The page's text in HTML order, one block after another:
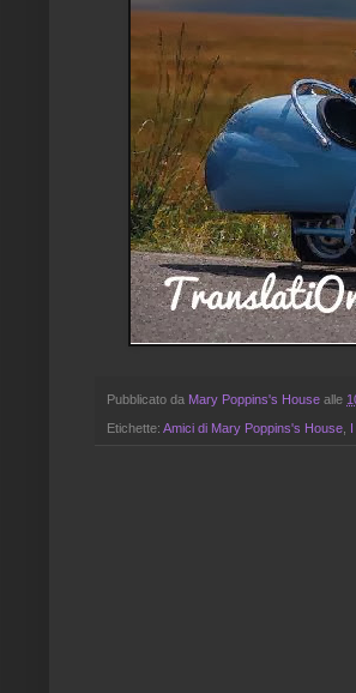
Pubblicato da Mary Poppins's House alle
Etichette: Amici di Mary Poppins's House